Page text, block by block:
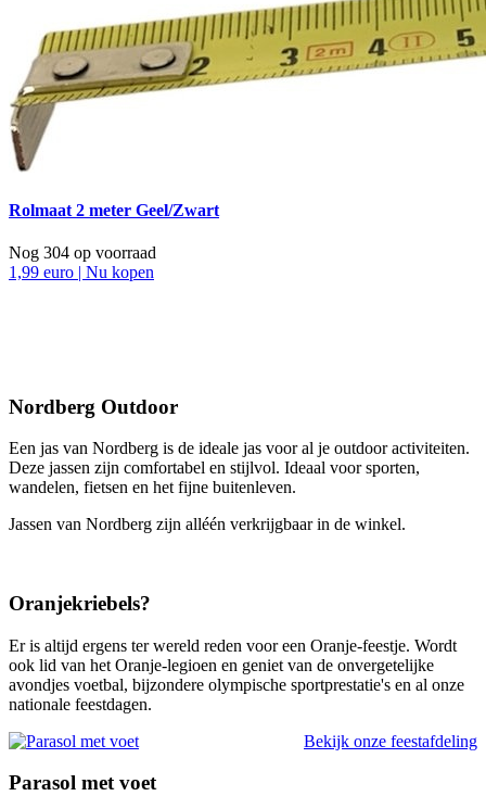
Rolmaat 2 meter Geel/Zwart
Nog 304 op voorraad
1,99 euro | Nu kopen
Nordberg Outdoor
Een jas van Nordberg is de ideale jas voor al je outdoor activiteiten.
Deze jassen zijn comfortabel en stijlvol. Ideaal voor sporten,
wandelen, fietsen en het fijne buitenleven.
Jassen van Nordberg zijn alléén verkrijgbaar in de winkel.
Oranjekriebels?
Er is altijd ergens ter wereld reden voor een Oranje-feestje. Wordt
ook lid van het Oranje-legioen en geniet van de onvergetelijke
avondjes voetbal, bijzondere olympische sportprestatie's en al onze
nationale feestdagen.
Bekijk onze feestafdeling
Parasol met voet